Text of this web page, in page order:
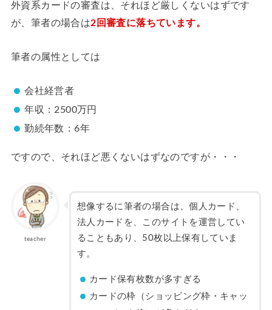
外資系カードの審査は、それほど厳しくないはずです
が、筆者の場合は2回審査に落ちています。
筆者の属性としては
会社経営者
年収：2500万円
勤続年数：6年
ですので、それほど悪くないはずなのですが・・・
teacher
想像するに筆者の場合は、個人カード、
法人カードを、このサイトを運営してい
ることもあり、50枚以上保有していま
す。
カード保有枚数が多すぎる
カードの枠（ショッピング枠・キャッ